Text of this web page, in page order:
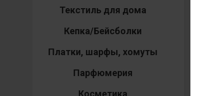
Текстиль для дома
Кепка/Бейсболки
Платки, шарфы, хомуты
Парфюмерия
Косметика